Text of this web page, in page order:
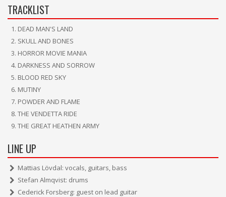
TRACKLIST
DEAD MAN'S LAND
SKULL AND BONES
HORROR MOVIE MANIA
DARKNESS AND SORROW
BLOOD RED SKY
MUTINY
POWDER AND FLAME
THE VENDETTA RIDE
THE GREAT HEATHEN ARMY
LINE UP
Mattias Lövdal: vocals, guitars, bass
Stefan Almqvist: drums
Cederick Forsberg: guest on lead guitar